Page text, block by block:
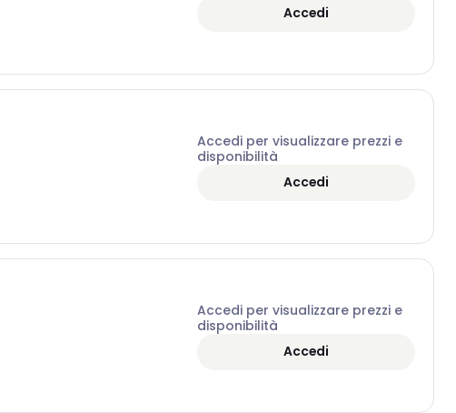
Accedi
Accedi per visualizzare prezzi e
disponibilità
Accedi
Accedi per visualizzare prezzi e
disponibilità
Accedi